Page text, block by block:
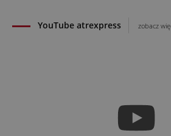
YouTube atrexpress zobacz